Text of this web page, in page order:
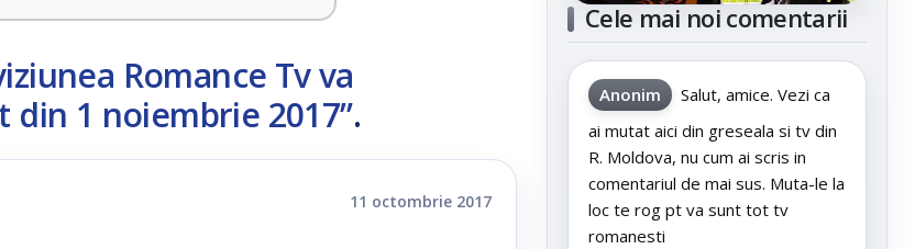
Romance Tv va
din 1 noiembrie 2017”.
11 octombrie 2017
Cele mai noi comentarii
Anonim
Salut, amice. Vezi ca
ai mutat aici din greseala si tv din
R. Moldova, nu cum ai scris in
comentariul de mai sus. Muta-le la
loc te rog pt va sunt tot tv
romanesti